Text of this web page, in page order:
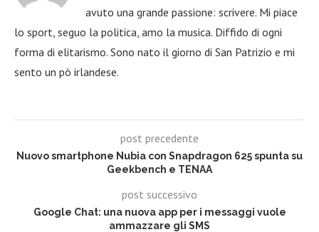
avuto una grande passione: scrivere. Mi piace
lo sport, seguo la politica, amo la musica. Diffido di ogni
forma di elitarismo. Sono nato il giorno di San Patrizio e mi
sento un pò irlandese.
post precedente
Nuovo smartphone Nubia con Snapdragon 625 spunta su
Geekbench e TENAA
post successivo
Google Chat: una nuova app per i messaggi vuole
ammazzare gli SMS